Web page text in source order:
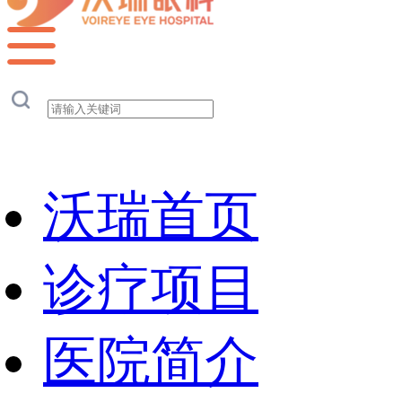
沃瑞首页
诊疗项目
医院简介